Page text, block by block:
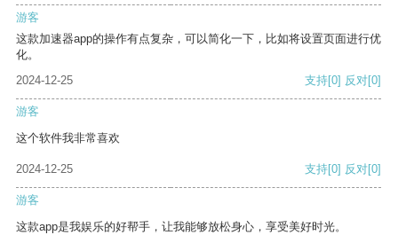
游客
这款加速器app的操作有点复杂，可以简化一下，比如将设置页面进行优
化。
2024-12-25
支持[0] 反对[0]
游客
这个软件我非常喜欢
2024-12-25 支持[0] 反对[0]
游客
这款app是我娱乐的好帮手，让我能够放松身心，享受美好时光。